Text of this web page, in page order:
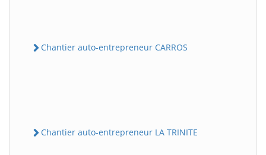
Chantier auto-entrepreneur CARROS
Chantier auto-entrepreneur LA TRINITE